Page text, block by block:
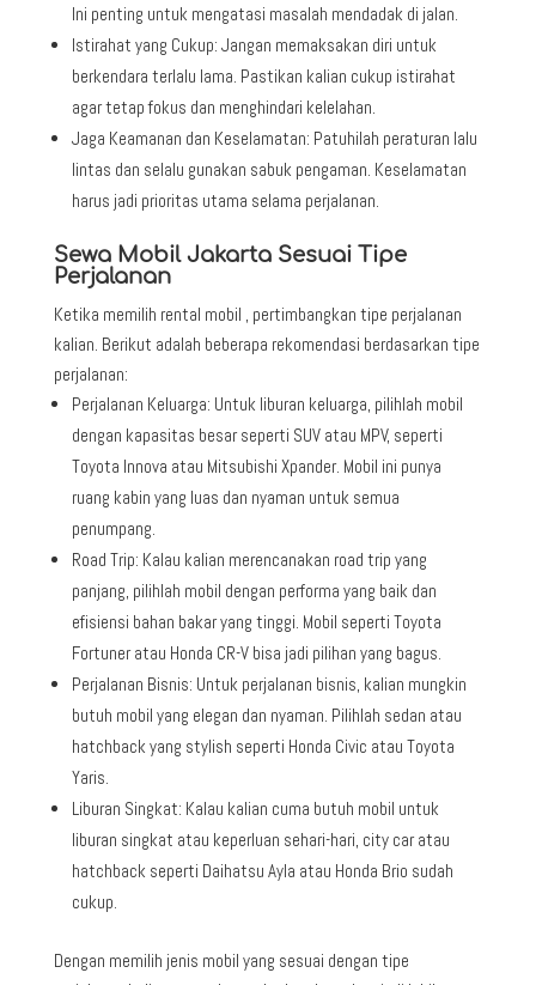
Ini penting untuk mengatasi masalah mendadak di jalan.
Istirahat yang Cukup: Jangan memaksakan diri untuk
berkendara terlalu lama. Pastikan kalian cukup istirahat
agar tetap fokus dan menghindari kelelahan.
Jaga Keamanan dan Keselamatan: Patuhilah peraturan lalu
lintas dan selalu gunakan sabuk pengaman. Keselamatan
harus jadi prioritas utama selama perjalanan.
Sewa Mobil Jakarta Sesuai Tipe
Perjalanan
Ketika memilih rental mobil , pertimbangkan tipe perjalanan
kalian. Berikut adalah beberapa rekomendasi berdasarkan tipe
perjalanan:
Perjalanan Keluarga: Untuk liburan keluarga, pilihlah mobil
dengan kapasitas besar seperti SUV atau MPV, seperti
Toyota Innova atau Mitsubishi Xpander. Mobil ini punya
ruang kabin yang luas dan nyaman untuk semua
penumpang.
Road Trip: Kalau kalian merencanakan road trip yang
panjang, pilihlah mobil dengan performa yang baik dan
efisiensi bahan bakar yang tinggi. Mobil seperti Toyota
Fortuner atau Honda CR-V bisa jadi pilihan yang bagus.
Perjalanan Bisnis: Untuk perjalanan bisnis, kalian mungkin
butuh mobil yang elegan dan nyaman. Pilihlah sedan atau
hatchback yang stylish seperti Honda Civic atau Toyota
Yaris.
Liburan Singkat: Kalau kalian cuma butuh mobil untuk
liburan singkat atau keperluan sehari-hari, city car atau
hatchback seperti Daihatsu Ayla atau Honda Brio sudah
cukup.
Dengan memilih jenis mobil yang sesuai dengan tipe